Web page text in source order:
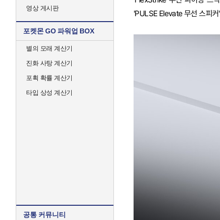
영상 게시판
포켓몬 GO 파워업 BOX
별의 모래 계산기
진화 사탕 계산기
포획 확률 계산기
타입 상성 계산기
공통 커뮤니티
'PULSE Elevate 무선 스피